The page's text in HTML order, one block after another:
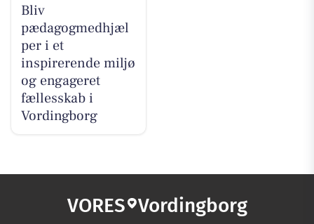
Bliv
pædagogmedhjæl
per i et
inspirerende miljø
og engageret
fællesskab i
Vordingborg
VORES Vordingborg